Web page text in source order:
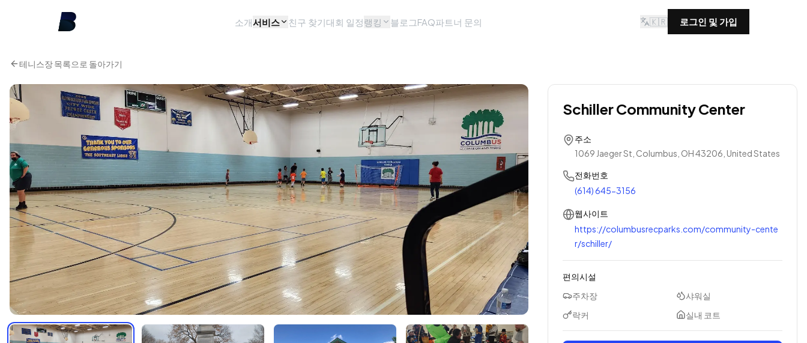
소개서비스 친구 찾기대회 일정랭킹 블로그FAQ파트너 문의 🇰🇷 로그인 및 가입
테니스장 목록으로 돌아가기
Schiller Community Center
주소
1069 Jaeger St, Columbus, OH 43206, United States
전화번호
(614) 645-3156
웹사이트
https://columbusrecparks.com/community-cente
r/schiller/
편의시설
주차장
샤워실
락커
실내 코트